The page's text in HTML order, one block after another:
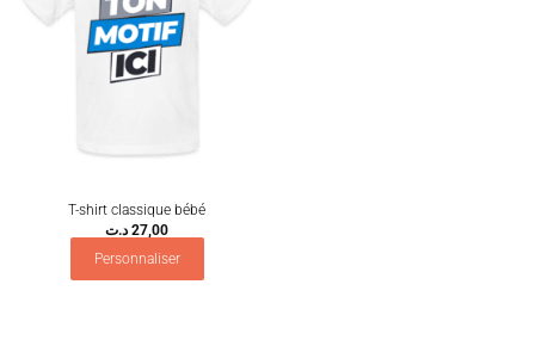
T-shirt classique bébé
27,00 د.ت
Personnaliser